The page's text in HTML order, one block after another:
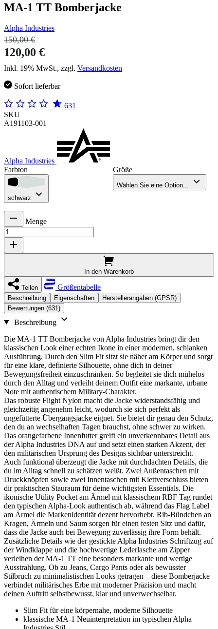
MA-1 TT Bomberjacke
Alpha Industries
150,00 €
120,00 €
Inkl. 19% MwSt., zzgl. Versandkosten
Sofort lieferbar
631
SKU
A191103-001
Alpha Industries
Farbton
schwarz
Größe
Wählen Sie eine Option...
Menge
In den Warenkorb
Teilen Größentabelle
Beschreibung Eigenschaften
Herstellerangaben (GPSR)
Bewertungen (631)
Beschreibung
Die MA-1 TT Bomberjacke von Alpha Industries bringt dir den
klassischen Look einer echten Ikone in einer modernen, schlanken
Ausführung. Durch den Slim Fit sitzt sie näher am Körper und sorgt
für eine klare, definierte Silhouette, ohne dich in deiner
Bewegungsfreiheit einzuschränken. So begleitet sie dich mühelos
durch den Alltag und verleiht deinem Outfit eine markante, urbane
Note mit authentischem Military-Charakter.
Das robuste Flight Nylon macht die Jacke widerstandsfähig und
gleichzeitig angenehm leicht, wodurch sie sich perfekt als
ungefütterte Übergangsjacke eignet. Sie bietet dir genau den Schutz,
den du an wechselhaften Tagen brauchst, ohne schwer zu wirken.
Das orangefarbene Innenfutter greift ein unverkennbares Detail aus
der Alpha Industries DNA auf und setzt einen starken Akzent, der
den militärischen Ursprung des Designs sichtbar unterstreicht.
Auch funktional überzeugt die Jacke mit durchdachten Details, die
du im Alltag schnell zu schätzen weißt. Zwei Außentaschen mit
Druckknöpfen sowie zwei Innentaschen mit Klettverschluss bieten
dir praktischen Stauraum für deine wichtigsten Essentials. Die
ikonische Utility Pocket am Ärmel mit klassischem RBF Tag rundet
den typischen Alpha-Look authentisch ab, während das Flag Label
am Ärmel die Markenidentität dezent hervorhebt. Rib-Bündchen an
Kragen, Ärmeln und Saum sorgen für einen festen Sitz und dafür,
dass die Jacke auch bei Bewegung zuverlässig ihre Form behält.
Zusätzliche Details wie der gestickte Alpha Industries Schriftzug auf
der Windklappe und die hochwertige Lederlasche am Zipper
verleihen der MA-1 TT eine besonders markante und wertige
Ausstrahlung. Ob zu Jeans, Cargo Pants oder als bewusster
Stilbruch zu minimalistischen Looks getragen – diese Bomberjacke
verbindet militärisches Erbe mit moderner Präzision und macht
deinen Auftritt selbstbewusst, klar und unverwechselbar.
Slim Fit für eine körpernahe, moderne Silhouette
klassische MA-1 Neuinterpretation im typischen Alpha